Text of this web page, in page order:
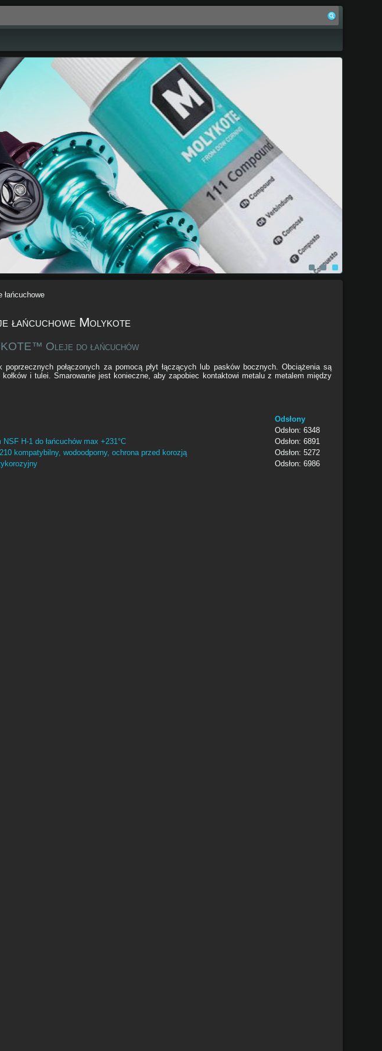
łańcuchowe
łańcuchowe Molykote
Oleje do łańcuchów
połączonych za pomocą płyt łączących lub pasków bocznych. Obciążenia są
i tulei. Smarowanie jest konieczne, aby zapobiec kontaktowi metalu z metalem między
Odsłony
Odsłon: 6348
H-1 do łańcuchów max +231°C
Odsłon: 6891
kompatybilny, wodoodporny, ochrona przed korozją
Odsłon: 5272
Odsłon: 6986